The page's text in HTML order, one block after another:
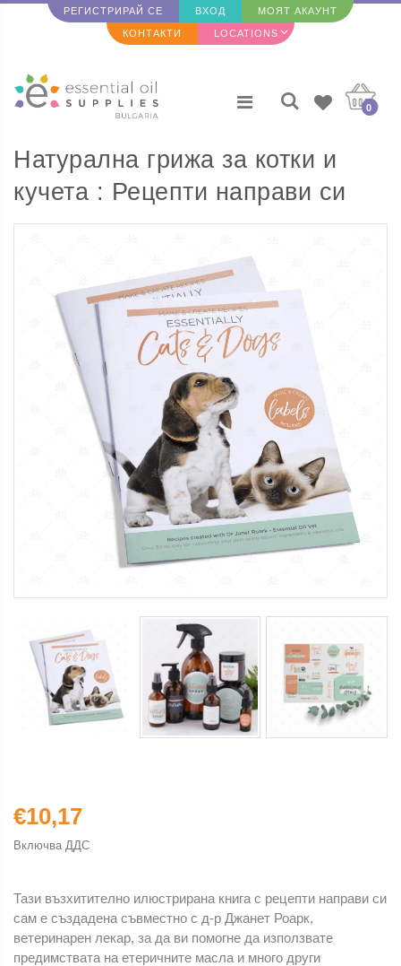
РЕГИСТРИРАЙ СЕ ВХОД МОЯТ АКАУНТ
КОНТАКТИ LOCATIONS
0
Натурална грижа за котки и
кучета : Рецепти направи си
сам (включва над 40 етикета) с
д-р Джанет Роарк -
АНГЛИЙСКИ
€10,17
Включва ДДС
Тази възхитително илюстрирана книга с рецепти направи си
сам е създадена съвместно с д-р Джанет Роарк,
ветеринарен лекар, за да ви помогне да използвате
предимствата на етеричните масла и много други